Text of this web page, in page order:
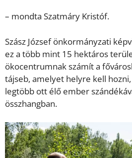
– mondta Szatmáry Kristóf.
Szász József önkormányzati
ez a több mint 15 hektáros
ökocentrumnak számít a
tájseb, amelyet helyre kell
legtöbb ott élő ember
összhangban.